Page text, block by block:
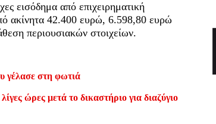
εισόδημα από επιχειρηματική
ακίνητα 42.400 ευρώ, 6.598,80 ευρώ
περιουσιακών στοιχείων.
γέλασε στη φωτιά
ώρες μετά το δικαστήριο για διαζύγιο